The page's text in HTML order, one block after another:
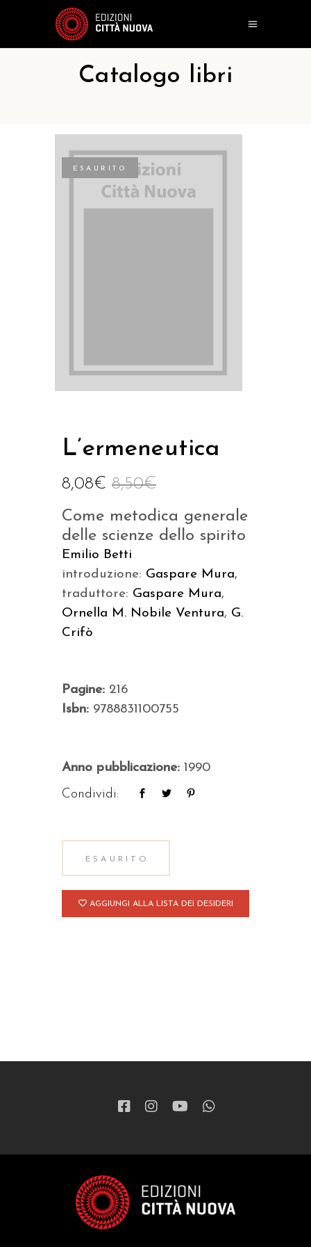
Catalogo libri
ESAURITO
L’ermeneutica
8,50€
8,08€
Come metodica generale
delle scienze dello spirito
Emilio Betti
introduzione: Gaspare Mura,
traduttore: Gaspare Mura,
Ornella M. Nobile Ventura, G.
Crifò
Pagine: 216
Isbn: 9788831100755
Anno pubblicazione: 1990
Condividi:
ESAURITO
AGGIUNGI ALLA LISTA DEI DESIDERI